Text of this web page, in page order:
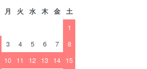
月 火 水 木 金
土
1
3 4 5 6 7
8
10 11 12 13 14 15